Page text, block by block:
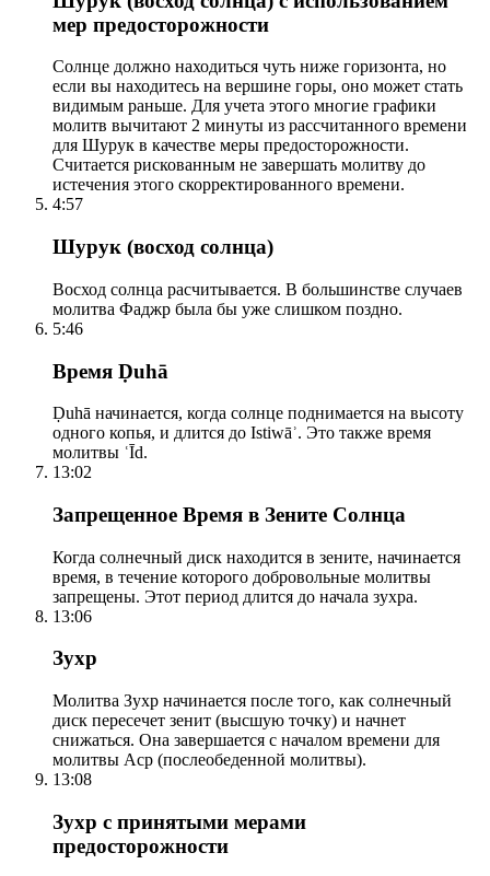
мер предосторожности
Солнце должно находиться чуть ниже горизонта, но
если вы находитесь на вершине горы, оно может стать
видимым раньше. Для учета этого многие графики
молитв вычитают 2 минуты из рассчитанного времени
для Шурук в качестве меры предосторожности.
Считается рискованным не завершать молитву до
истечения этого скорректированного времени.
4:57
Шурук (восход солнца)
Восход солнца расчитывается. В большинстве случаев
молитва Фаджр была бы уже слишком поздно.
5:46
Время Ḍuhā
Ḍuhā начинается, когда солнце поднимается на высоту
одного копья, и длится до Istiwāʾ. Это также время
молитвы ʿĪd.
13:02
Запрещенное Время в Зените Солнца
Когда солнечный диск находится в зените, начинается
время, в течение которого добровольные молитвы
запрещены. Этот период длится до начала зухра.
13:06
Зухр
Молитва Зухр начинается после того, как солнечный
диск пересечет зенит (высшую точку) и начнет
снижаться. Она завершается с началом времени для
молитвы Аср (послеобеденной молитвы).
13:08
Зухр с принятыми мерами
предосторожности